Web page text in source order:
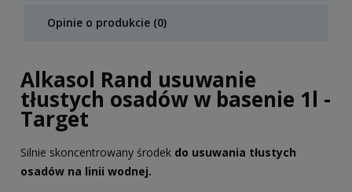
Opinie o produkcie (0)
Alkasol Rand usuwanie
tłustych osadów w basenie 1l -
Target
Silnie skoncentrowany środek do usuwania tłustych
osadów na linii wodnej.